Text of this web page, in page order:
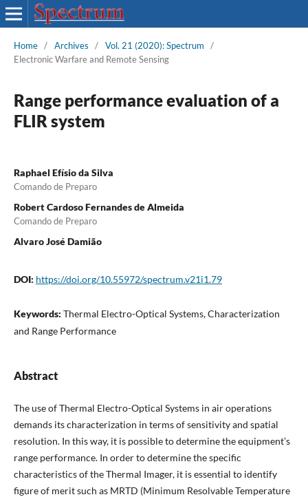
Home / Archives / Vol. 21 (2020): Spectrum
/
Electronic Warfare and Remote Sensing
Range performance evaluation of a
FLIR system
Raphael Efísio da Silva
Comando de Preparo
Robert Cardoso Fernandes de Almeida
Comando de Preparo
Alvaro José Damião
DOI: https://doi.org/10.55972/spectrum.v21i1.79
Keywords: Thermal Electro-Optical Systems, Characterization
and Range Performance
Abstract
The use of Thermal Electro-Optical Systems in air operations
demands its characterization in terms of sensitivity and spatial
resolution. In this way, it is possible to determine the equipment’s
range performance. In order to determine the specific
characteristics of the Thermal Imager, it is essential to identify
figure of merit such as MRTD (Minimum Resolvable Temperature